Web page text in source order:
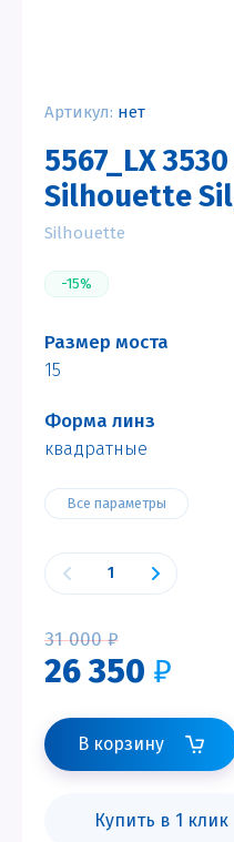
Артикул: нет
5567_LX
Silhouette
Silhouette
-15%
Размер моста
15
Форма линз
квадратные
Все параметры
31 000 ₽
26 350 ₽
В корзину
Купить в 1 клик